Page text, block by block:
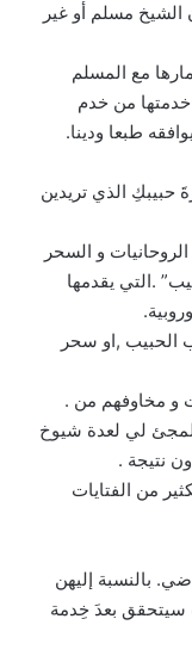
الشيخ مسلم أو غير
مع المسلم
خدمتها من خدم
طبعا ودينا.
الذي تريدين
و السحر
.التي يقدمها
الحبيب ,او سحر
و مخاوفهم من .
لي لعدة شيوخ
نتيجة .
من الفتايات
بالنسبة إليهن
سيتحقق بعدَ خِدمة